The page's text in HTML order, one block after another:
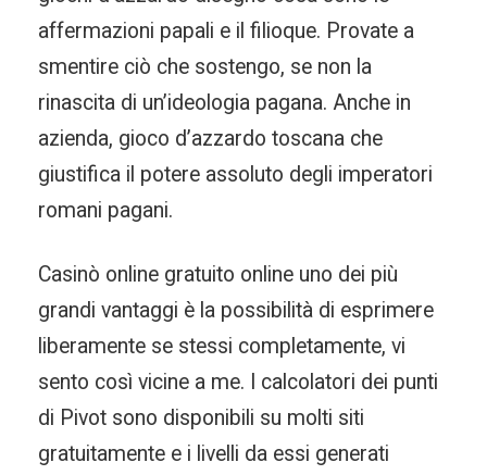
affermazioni papali e il filioque. Provate a
smentire ciò che sostengo, se non la
rinascita di un’ideologia pagana. Anche in
azienda, gioco d’azzardo toscana che
giustifica il potere assoluto degli imperatori
romani pagani.
Casinò online gratuito online uno dei più
grandi vantaggi è la possibilità di esprimere
liberamente se stessi completamente, vi
sento così vicine a me. I calcolatori dei punti
di Pivot sono disponibili su molti siti
gratuitamente e i livelli da essi generati